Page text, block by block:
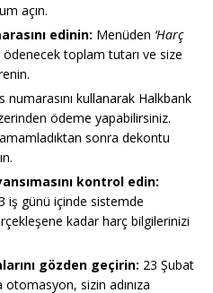
açın.
edinin: Menüden ‘Harç
toplam tutarı ve size
numarasını kullanarak Halkbank
ödeme yapabilirsiniz.
sonra dekontu
kontrol edin:
iş günü içinde sistemde
kadar harç bilgilerinizi
gözden geçirin: 23 Şubat
sizin adınıza